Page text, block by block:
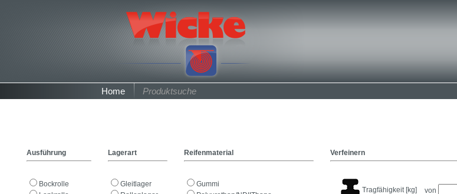
Home Produktsuche
Ausführung Lagerart Reifenmaterial Verfeinern
Bockrolle
Gleitlager
Gummi
Tragfähigkeit [kg] von